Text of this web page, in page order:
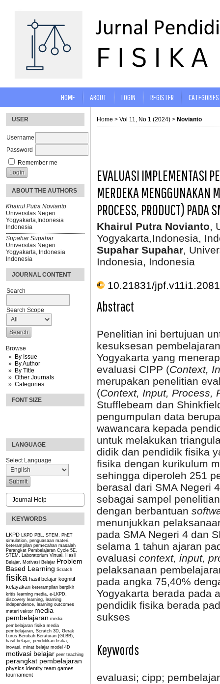
USER
Username
Password
Remember me
ABOUT THE AUTHORS
Khairul Putra Novianto
Universitas Negeri
Yogyakarta,Indonesia
Indonesia
Supahar Supahar
Universitas Negeri
Yogyakarta, Indonesia
Indonesia
JOURNAL CONTENT
Search
Search Scope
Browse
By Issue
By Author
By Title
Other Journals
Categories
FONT SIZE
LANGUAGE
Select Language
Journal Help
KEYWORDS
LKPD
LKPD PBL, STEM, PhET
simulation, penguasaan materi,
keterampilan pemecahan masalah
Perangkat Pembelajaran Cycle 5E,
STEM, Laboratorium Virtual, Hasil
Belajar, Motivasi Belajar Problem
Based Learning Scratch
fisika hasil belajar kognitif
kelayakan keterampilan berpikir
kritis learning media, e-LKPD,
discovery learning, learning
independence, learning outcomes
materi vektor media
pembelajaran media
pembelajaran fisika media
pembelajaran, Scratch 3D, Gerak
Lurus Berubah Beraturan (GLBB),
hasil belajar, pendidikan fisika,
inovasi. minat belajar model 4D
motivasi belajar peer teaching
perangkat pembelajaran
physics identity team games
tournament
HOME ABOUT LOGIN REGISTER CATEGORIES
Home > Vol 11, No 1 (2024) > Novianto
EVALUASI IMPLEMENTASI
MERDEKA MENGGUNAKAN
PROCESS, PRODUCT) PADA
Khairul Putra Novianto,
Yogyakarta,Indonesia,
Supahar Supahar,
Indonesia, Indonesia
10.21831/
Abstract
Penelitian ini bertujuan
kesuksesan
Yogyakarta yang
evaluasi CIPP (Context,
merupakan penelitian
(Context, Input, Process,
Stufflebeam dan
pengumpulan data
wawancara kepada
untuk melakukan
didik dan pendidik fisika
fisika dengan kurikulum
sehingga diperoleh 251
berasal dari SMA Negeri
sebagai sampel
dengan berbantuan
menunjukkan
pada SMA Negeri 4 dan
selama 1 tahun ajaran
evaluasi context, input,
pelaksanaan
pada angka 75,40%
Yogyakarta berada pada
pendidik fisika berada
sukses
Keywords
evaluasi; cipp;